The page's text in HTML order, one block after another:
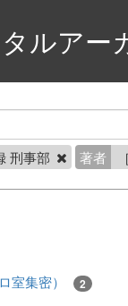
ルアー
刑事部 著者
室集密） 2